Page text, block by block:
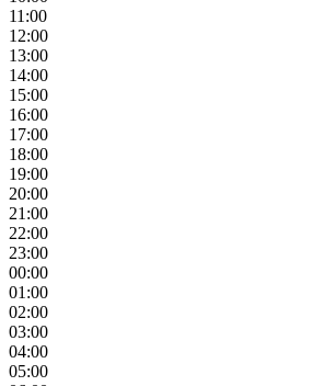
11:00
12:00
13:00
14:00
15:00
16:00
17:00
18:00
19:00
20:00
21:00
22:00
23:00
00:00
01:00
02:00
03:00
04:00
05:00